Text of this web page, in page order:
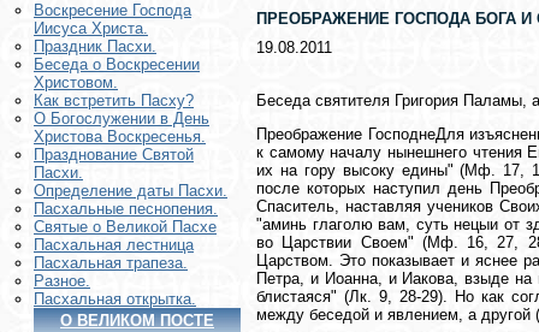
Воскреcение Господа
Иисуса Христа.
Праздник Пасхи.
Беседа о Воскресении
Христовом.
Как встретить Пасху?
О Богослужении в День
Христова Воскресенья.
Празднование Святой
Пасхи.
Определение даты Пасхи.
Пасхальные песнопения.
Святые о Великой Пасхе
Пасхальная лестница
Пасхальная трапеза.
Разное.
Пасхальная открытка.
О ВЕЛИКОМ ПОСТЕ
ПРЕОБРАЖЕНИЕ ГОСПОДА БОГА
19.08.2011
Беседа святителя Григория Паламы,
Преображение ГосподнеДля
к самому началу нынешнего чтения
их на гору высоку едины" (Мф. 17,
после которых наступил день
Спаситель, наставляя учеников
"аминь глаголю вам, суть нецыи от
во Царствии Своем" (Мф. 16, 27,
Царством. Это показывает и яснее
Петра, и Иоанна, и Иакова, взыде
блистаяся" (Лк. 9, 28-29). Но как
между беседой и явлением, а другой